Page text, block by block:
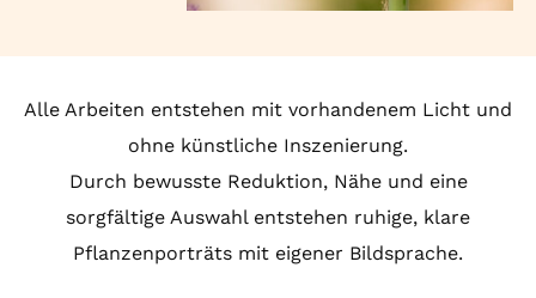
Alle Arbeiten entstehen mit vorhandenem Licht und
ohne künstliche Inszenierung.
Durch bewusste Reduktion, Nähe und eine
sorgfältige Auswahl entstehen ruhige, klare
Pflanzenporträts mit eigener Bildsprache.